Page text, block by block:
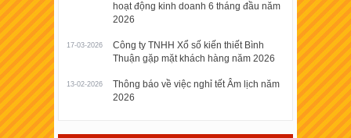
hoạt động kinh doanh 6 tháng đầu năm
2026
17-03-2026
Công ty TNHH Xổ số kiến thiết Bình
Thuận gặp mặt khách hàng năm 2026
13-02-2026
Thông báo về việc nghỉ tết Âm lịch năm
2026